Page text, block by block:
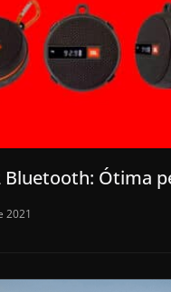
Bluetooth: Ótima
2021